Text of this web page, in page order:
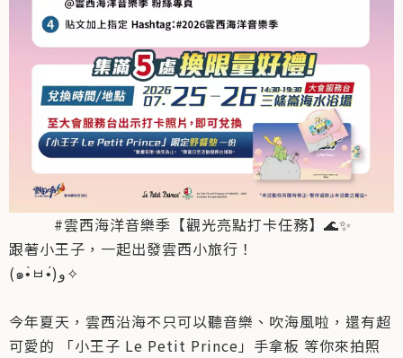
#雲西海洋音樂季【觀光亮點打卡任務】🌊✨
跟著小王子，一起出發雲西小旅行！
(๑•̀ㅂ•́)و✧
今年夏天，雲西沿海不只可以聽音樂、吹海風啦，還有超
可愛的 「小王子 Le Petit Prince」手拿板 等你來拍照